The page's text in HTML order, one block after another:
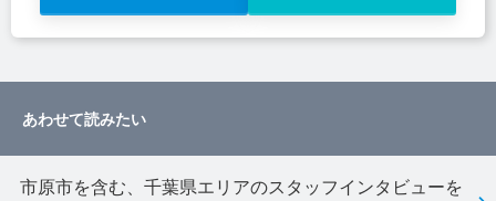
あわせて読みたい
市原市を含む、千葉県エリアのスタッフインタビューを